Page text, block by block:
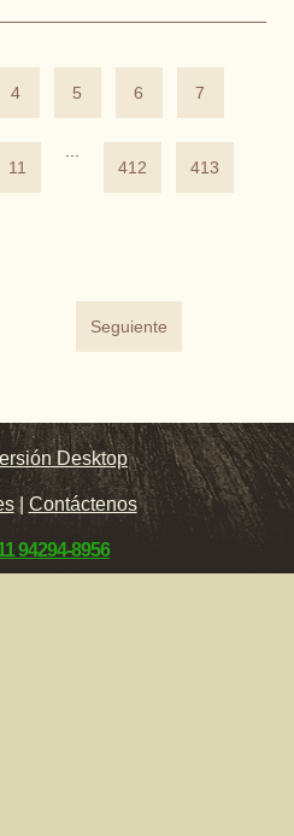
4 5 6 7
11
412
413
Seguiente
Desktop
| Contáctenos
94294-8956